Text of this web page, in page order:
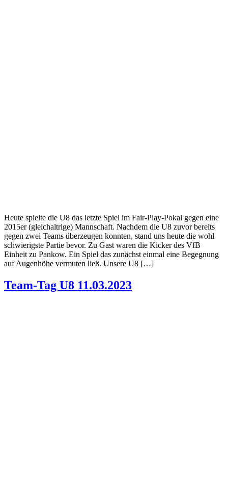
Heute spielte die U8 das letzte Spiel im Fair-Play-Pokal gegen eine
2015er (gleichaltrige) Mannschaft. Nachdem die U8 zuvor bereits
gegen zwei Teams überzeugen konnten, stand uns heute die wohl
schwierigste Partie bevor. Zu Gast waren die Kicker des VfB
Einheit zu Pankow. Ein Spiel das zunächst einmal eine Begegnung
auf Augenhöhe vermuten ließ. Unsere U8 […]
Team-Tag U8 11.03.2023